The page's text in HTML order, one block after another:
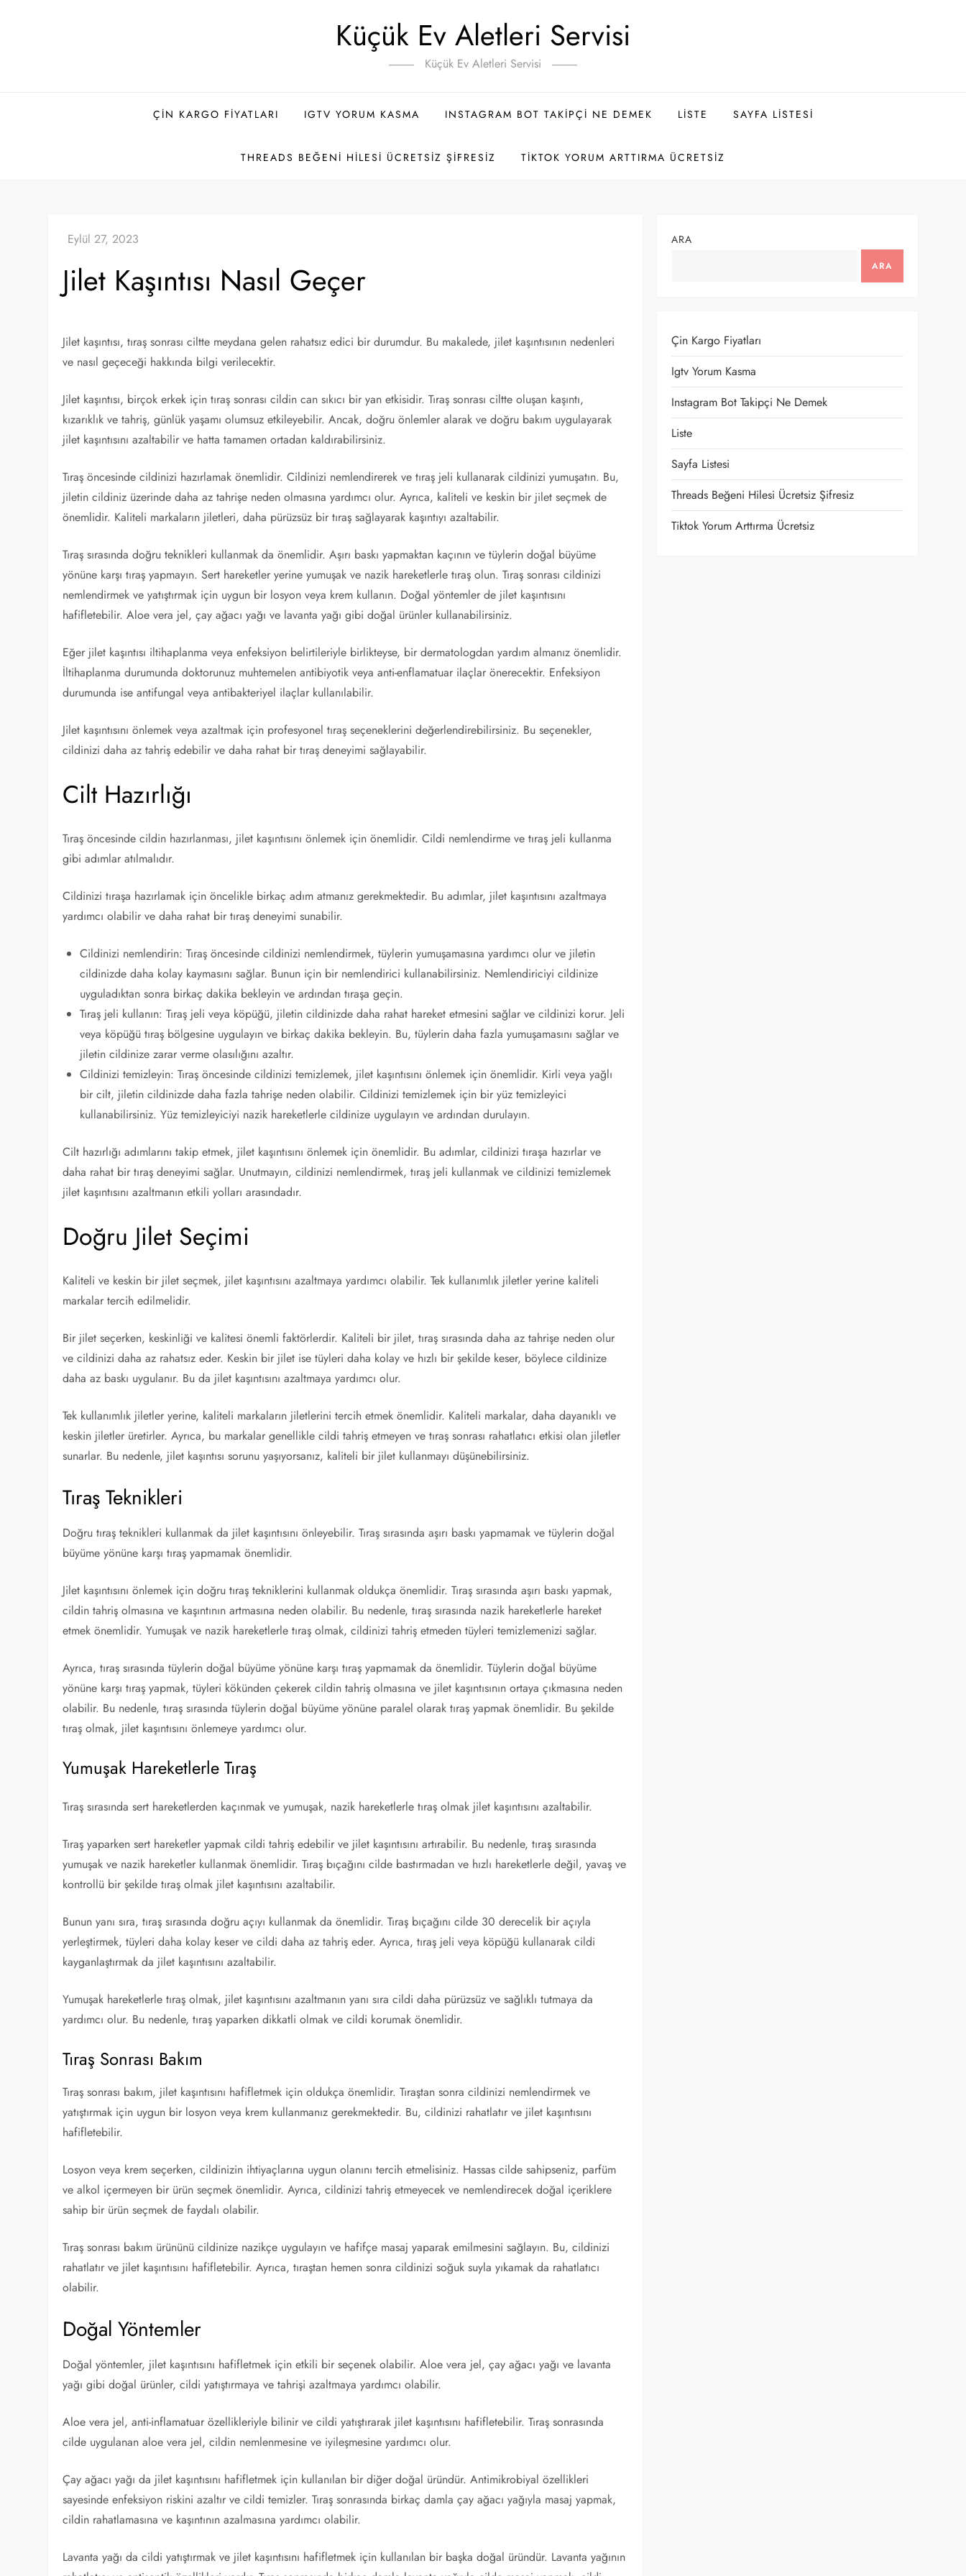
Küçük Ev Aletleri Servisi
Küçük Ev Aletleri Servisi
ÇIN KARGO FIYATLARI IGTV YORUM KASMA INSTAGRAM BOT TAKIPÇI NE DEMEK LISTE SAYFA LISTESI
THREADS BEĞENI HILESI ÜCRETSIZ ŞIFRESIZ TIKTOK YORUM ARTTIRMA ÜCRETSIZ
Jilet Kaşıntısı Nasıl Geçer
Jilet kaşıntısı, tıraş sonrası ciltte meydana gelen rahatsız edici bir durumdur. Bu makalede, jilet kaşıntısının nedenleri
ve nasıl geçeceği hakkında bilgi verilecektir.
Jilet kaşıntısı, birçok erkek için tıraş sonrası cildin can sıkıcı bir yan etkisidir. Tıraş sonrası ciltte oluşan kaşıntı,
kızarıklık ve tahriş, günlük yaşamı olumsuz etkileyebilir. Ancak, doğru önlemler alarak ve doğru bakım uygulayarak
jilet kaşıntısını azaltabilir ve hatta tamamen ortadan kaldırabilirsiniz.
Tıraş öncesinde cildinizi hazırlamak önemlidir. Cildinizi nemlendirerek ve tıraş jeli kullanarak cildinizi yumuşatın. Bu,
jiletin cildiniz üzerinde daha az tahrişe neden olmasına yardımcı olur. Ayrıca, kaliteli ve keskin bir jilet seçmek de
önemlidir. Kaliteli markaların jiletleri, daha pürüzsüz bir tıraş sağlayarak kaşıntıyı azaltabilir.
Tıraş sırasında doğru teknikleri kullanmak da önemlidir. Aşırı baskı yapmaktan kaçının ve tüylerin doğal büyüme
yönüne karşı tıraş yapmayın. Sert hareketler yerine yumuşak ve nazik hareketlerle tıraş olun. Tıraş sonrası cildinizi
nemlendirmek ve yatıştırmak için uygun bir losyon veya krem kullanın. Doğal yöntemler de jilet kaşıntısını
hafifletebilir. Aloe vera jel, çay ağacı yağı ve lavanta yağı gibi doğal ürünler kullanabilirsiniz.
Eğer jilet kaşıntısı iltihaplanma veya enfeksiyon belirtileriyle birlikteyse, bir dermatologdan yardım almanız önemlidir.
İltihaplanma durumunda doktorunuz muhtemelen antibiyotik veya anti-enflamatuar ilaçlar önerecektir. Enfeksiyon
durumunda ise antifungal veya antibakteriyel ilaçlar kullanılabilir.
Jilet kaşıntısını önlemek veya azaltmak için profesyonel tıraş seçeneklerini değerlendirebilirsiniz. Bu seçenekler,
cildinizi daha az tahriş edebilir ve daha rahat bir tıraş deneyimi sağlayabilir.
Cilt Hazırlığı
Tıraş öncesinde cildin hazırlanması, jilet kaşıntısını önlemek için önemlidir. Cildi nemlendirme ve tıraş jeli kullanma
gibi adımlar atılmalıdır.
Cildinizi tıraşa hazırlamak için öncelikle birkaç adım atmanız gerekmektedir. Bu adımlar, jilet kaşıntısını azaltmaya
yardımcı olabilir ve daha rahat bir tıraş deneyimi sunabilir.
Cildinizi nemlendirin: Tıraş öncesinde cildinizi nemlendirmek, tüylerin yumuşamasına yardımcı olur ve jiletin
cildinizde daha kolay kaymasını sağlar. Bunun için bir nemlendirici kullanabilirsiniz. Nemlendiriciyi cildinize
uyguladıktan sonra birkaç dakika bekleyin ve ardından tıraşa geçin.
Tıraş jeli kullanın: Tıraş jeli veya köpüğü, jiletin cildinizde daha rahat hareket etmesini sağlar ve cildinizi korur. Jeli
veya köpüğü tıraş bölgesine uygulayın ve birkaç dakika bekleyin. Bu, tüylerin daha fazla yumuşamasını sağlar ve
jiletin cildinize zarar verme olasılığını azaltır.
Cildinizi temizleyin: Tıraş öncesinde cildinizi temizlemek, jilet kaşıntısını önlemek için önemlidir. Kirli veya yağlı
bir cilt, jiletin cildinizde daha fazla tahrişe neden olabilir. Cildinizi temizlemek için bir yüz temizleyici
kullanabilirsiniz. Yüz temizleyiciyi nazik hareketlerle cildinize uygulayın ve ardından durulayın.
Cilt hazırlığı adımlarını takip etmek, jilet kaşıntısını önlemek için önemlidir. Bu adımlar, cildinizi tıraşa hazırlar ve
daha rahat bir tıraş deneyimi sağlar. Unutmayın, cildinizi nemlendirmek, tıraş jeli kullanmak ve cildinizi temizlemek
jilet kaşıntısını azaltmanın etkili yolları arasındadır.
Doğru Jilet Seçimi
Kaliteli ve keskin bir jilet seçmek, jilet kaşıntısını azaltmaya yardımcı olabilir. Tek kullanımlık jiletler yerine kaliteli
markalar tercih edilmelidir.
Bir jilet seçerken, keskinliği ve kalitesi önemli faktörlerdir. Kaliteli bir jilet, tıraş sırasında daha az tahrişe neden olur
ve cildinizi daha az rahatsız eder. Keskin bir jilet ise tüyleri daha kolay ve hızlı bir şekilde keser, böylece cildinize
daha az baskı uygulanır. Bu da jilet kaşıntısını azaltmaya yardımcı olur.
Tek kullanımlık jiletler yerine, kaliteli markaların jiletlerini tercih etmek önemlidir. Kaliteli markalar, daha dayanıklı ve
keskin jiletler üretirler. Ayrıca, bu markalar genellikle cildi tahriş etmeyen ve tıraş sonrası rahatlatıcı etkisi olan jiletler
sunarlar. Bu nedenle, jilet kaşıntısı sorunu yaşıyorsanız, kaliteli bir jilet kullanmayı düşünebilirsiniz.
Tıraş Teknikleri
Doğru tıraş teknikleri kullanmak da jilet kaşıntısını önleyebilir. Tıraş sırasında aşırı baskı yapmamak ve tüylerin doğal
büyüme yönüne karşı tıraş yapmamak önemlidir.
Jilet kaşıntısını önlemek için doğru tıraş tekniklerini kullanmak oldukça önemlidir. Tıraş sırasında aşırı baskı yapmak,
cildin tahriş olmasına ve kaşıntının artmasına neden olabilir. Bu nedenle, tıraş sırasında nazik hareketlerle hareket
etmek önemlidir. Yumuşak ve nazik hareketlerle tıraş olmak, cildinizi tahriş etmeden tüyleri temizlemenizi sağlar.
Ayrıca, tıraş sırasında tüylerin doğal büyüme yönüne karşı tıraş yapmamak da önemlidir. Tüylerin doğal büyüme
yönüne karşı tıraş yapmak, tüyleri kökünden çekerek cildin tahriş olmasına ve jilet kaşıntısının ortaya çıkmasına neden
olabilir. Bu nedenle, tıraş sırasında tüylerin doğal büyüme yönüne paralel olarak tıraş yapmak önemlidir. Bu şekilde
tıraş olmak, jilet kaşıntısını önlemeye yardımcı olur.
Yumuşak Hareketlerle Tıraş
Tıraş sırasında sert hareketlerden kaçınmak ve yumuşak, nazik hareketlerle tıraş olmak jilet kaşıntısını azaltabilir.
Tıraş yaparken sert hareketler yapmak cildi tahriş edebilir ve jilet kaşıntısını artırabilir. Bu nedenle, tıraş sırasında
yumuşak ve nazik hareketler kullanmak önemlidir. Tıraş bıçağını cilde bastırmadan ve hızlı hareketlerle değil, yavaş ve
kontrollü bir şekilde tıraş olmak jilet kaşıntısını azaltabilir.
Bunun yanı sıra, tıraş sırasında doğru açıyı kullanmak da önemlidir. Tıraş bıçağını cilde 30 derecelik bir açıyla
yerleştirmek, tüyleri daha kolay keser ve cildi daha az tahriş eder. Ayrıca, tıraş jeli veya köpüğü kullanarak cildi
kayganlaştırmak da jilet kaşıntısını azaltabilir.
Yumuşak hareketlerle tıraş olmak, jilet kaşıntısını azaltmanın yanı sıra cildi daha pürüzsüz ve sağlıklı tutmaya da
yardımcı olur. Bu nedenle, tıraş yaparken dikkatli olmak ve cildi korumak önemlidir.
Tıraş Sonrası Bakım
Tıraş sonrası bakım, jilet kaşıntısını hafifletmek için oldukça önemlidir. Tıraştan sonra cildinizi nemlendirmek ve
yatıştırmak için uygun bir losyon veya krem kullanmanız gerekmektedir. Bu, cildinizi rahatlatır ve jilet kaşıntısını
hafifletebilir.
Losyon veya krem seçerken, cildinizin ihtiyaçlarına uygun olanını tercih etmelisiniz. Hassas cilde sahipseniz, parfüm
ve alkol içermeyen bir ürün seçmek önemlidir. Ayrıca, cildinizi tahriş etmeyecek ve nemlendirecek doğal içeriklere
sahip bir ürün seçmek de faydalı olabilir.
Tıraş sonrası bakım ürününü cildinize nazikçe uygulayın ve hafifçe masaj yaparak emilmesini sağlayın. Bu, cildinizi
rahatlatır ve jilet kaşıntısını hafifletebilir. Ayrıca, tıraştan hemen sonra cildinizi soğuk suyla yıkamak da rahatlatıcı
olabilir.
Doğal Yöntemler
Doğal yöntemler, jilet kaşıntısını hafifletmek için etkili bir seçenek olabilir. Aloe vera jel, çay ağacı yağı ve lavanta
yağı gibi doğal ürünler, cildi yatıştırmaya ve tahrişi azaltmaya yardımcı olabilir.
Aloe vera jel, anti-inflamatuar özellikleriyle bilinir ve cildi yatıştırarak jilet kaşıntısını hafifletebilir. Tıraş sonrasında
cilde uygulanan aloe vera jel, cildin nemlenmesine ve iyileşmesine yardımcı olur.
Çay ağacı yağı da jilet kaşıntısını hafifletmek için kullanılan bir diğer doğal üründür. Antimikrobiyal özellikleri
sayesinde enfeksiyon riskini azaltır ve cildi temizler. Tıraş sonrasında birkaç damla çay ağacı yağıyla masaj yapmak,
cildin rahatlamasına ve kaşıntının azalmasına yardımcı olabilir.
Lavanta yağı da cildi yatıştırmak ve jilet kaşıntısını hafifletmek için kullanılan bir başka doğal üründür. Lavanta yağının
ARA
ARA
Çin Kargo Fiyatları
Igtv Yorum Kasma
Instagram Bot Takipçi Ne Demek
Liste
Sayfa Listesi
Threads Beğeni Hilesi Ücretsiz Şifresiz
Tiktok Yorum Arttırma Ücretsiz